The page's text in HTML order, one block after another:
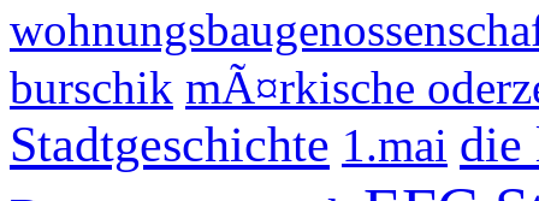
burschik mÃ¤rkische
Stadtgeschichte 1.mai die